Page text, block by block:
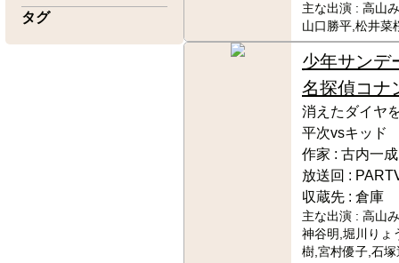
タグ
主な出演 : 高山
山口勝平,松井菜
少年サンデ
名探偵コナ
消えたダイヤ
平次vsキッド
作家 : 古内一成
放送回 :
収蔵先 : 倉庫
主な出演 : 高山
神谷明,堀川りょ
樹,宮村優子,石塚